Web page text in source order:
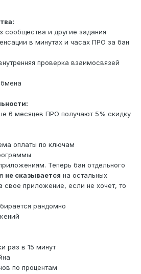
сообщества и другие задания
в минутах и часах ПРО за бан
проверка взаимосвязей
6 месяцев ПРО получают 5% скидку
оплаты по ключам
Теперь бан отдельного
не сказывается на остальных
свое приложение, если не хочет, то
рандомно
раз в 15 минут
по процентам